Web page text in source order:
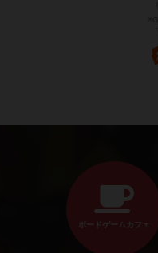
ボードゲームカフェ